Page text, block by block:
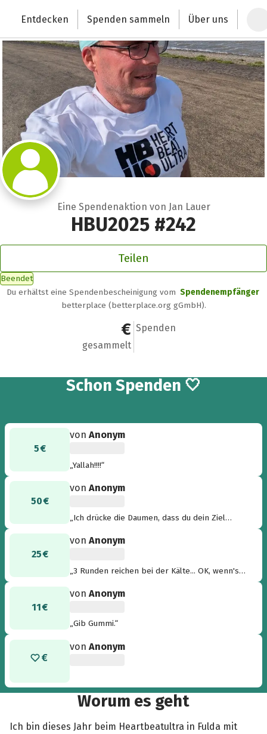
Deutschlands größte Spendenplattform
Entdecken Spenden sammeln Über uns
Eine Spendenaktion von Jan Lauer
HBU2025 #242
Teilen
Beendet
Du erhältst eine Spendenbescheinigung vom Spendenempfänger
betterplace (betterplace.org gGmbH).
101 €
gesammelt
5
Spenden
Schon 5
Spenden 🤍
5 €
vonAnonym
„Yallah!!!!“
50 €
vonAnonym
„Ich drücke die Daumen, dass du dein Ziel
Spendenziel bemerkenswert. Vera J. “
25 €
vonAnonym
„3 Runden reichen bei der Kälte... OK, wenn's
11 €
vonAnonym
„Gib Gummi.“
vonAnonym
Worum es geht
Ich bin dieses Jahr beim Heartbeatultra in Fulda mit